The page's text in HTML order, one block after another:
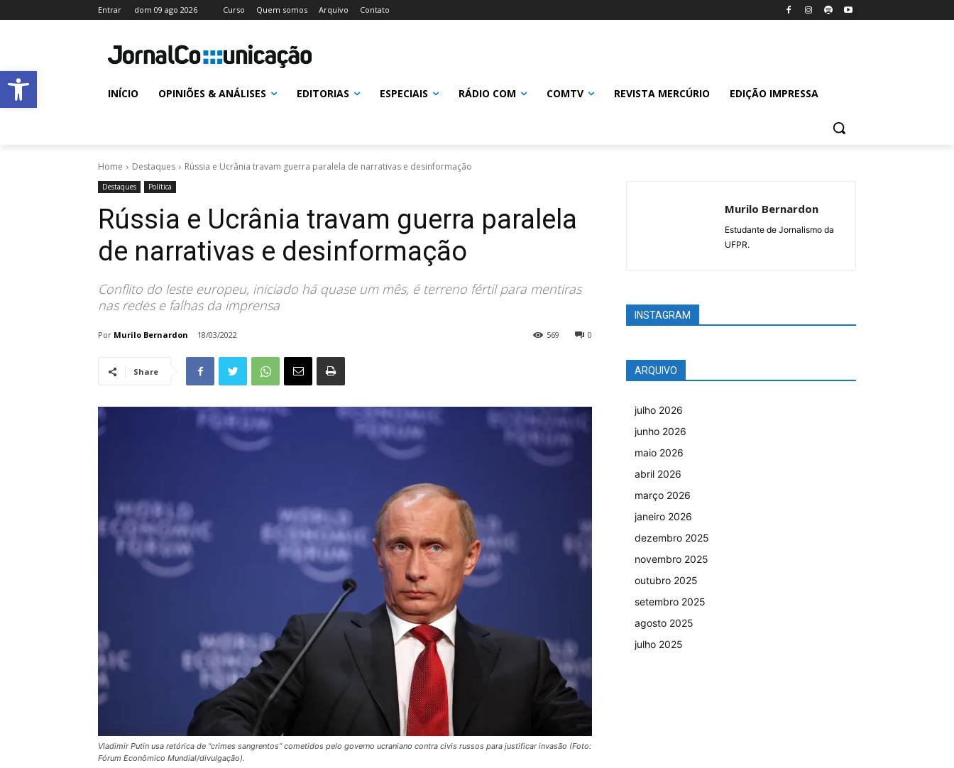
Abrir a barra de ferramentas
Entrar dom 09 ago 2026 Curso Quem somos Arquivo Contato
INÍCIO OPINIÕES & ANÁLISES EDITORIAS ESPECIAIS RÁDIO COM COMTV REVISTA MERCÚRIO EDIÇÃO IMPRESSA
Home Destaques Rússia e Ucrânia travam guerra paralela de narrativas e desinformação
Destaques Política
Rússia e Ucrânia travam guerra paralela
de narrativas e desinformação
Conflito do leste europeu, iniciado há quase um mês, é terreno fértil para mentiras
nas redes e falhas da imprensa
Por Murilo Bernardon 18/03/2022 0
569
Share
Vladimir Putin usa retórica de “crimes sangrentos” cometidos pelo governo ucraniano contra civis russos para justificar invasão (Foto:
Fórum Econômico Mundial/divulgação).
Murilo Bernardon
Estudante de Jornalismo da
UFPR.
INSTAGRAM
ARQUIVO
julho 2026
junho 2026
maio 2026
abril 2026
março 2026
janeiro 2026
dezembro 2025
novembro 2025
outubro 2025
setembro 2025
agosto 2025
julho 2025